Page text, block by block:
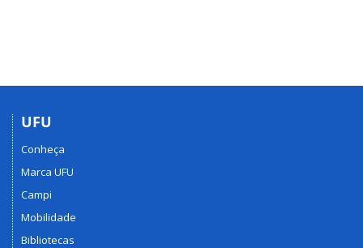
UFU
Conheça
Marca UFU
Campi
Mobilidade
Bibliotecas